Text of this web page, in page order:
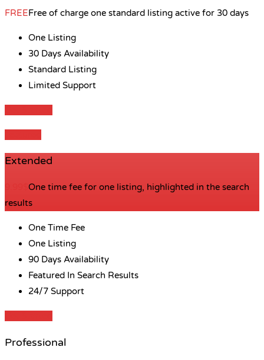
FREEFree of charge one standard listing active for 30 days
One Listing
30 Days Availability
Standard Listing
Limited Support
Extended
One time fee for one listing, highlighted in the search
results
One Time Fee
One Listing
90 Days Availability
Featured In Search Results
24/7 Support
Professional